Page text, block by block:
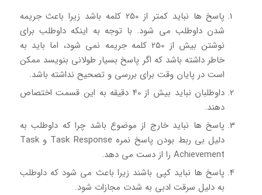
پاسخ ها نباید کمتر از 250 کلمه باشد زیرا باعث جریمه
شدن داوطلب می شود. با توجه به اینکه داوطلب برای
نوشتن بیش از 250 کلمه جریمه نمی شود، اما باید به
خاطر داشته باشد که اگر پاسخ بسیار طولانی بنویسد ممکن
است در پایان وقت برای بررسی و تصحیح نداشته باشد.
داوطلبان نباید بیش از 40 دقیقه به این قسمت اختصاص
دهند.
پاسخ ها نباید خارج از موضوع باشد چرا که داوطلب به
دلیل بی ربط بودن پاسخ نمره Task Response و Task
Achievement را از دست می دهد.
پاسخ ها نباید کپی باشند زیرا باعث می شود که داوطلب
به دلیل سرقت ادبی به شدت مجازات شود.